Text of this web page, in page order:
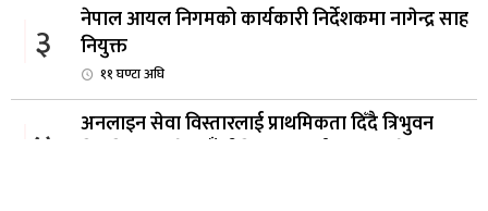
३
नेपाल आयल निगमको कार्यकारी निर्देशकमा नागेन्द्र साह
नियुक्त
११ घण्टा अघि
४
अनलाइन सेवा विस्तारलाई प्राथमिकता दिँदै त्रिभुवन